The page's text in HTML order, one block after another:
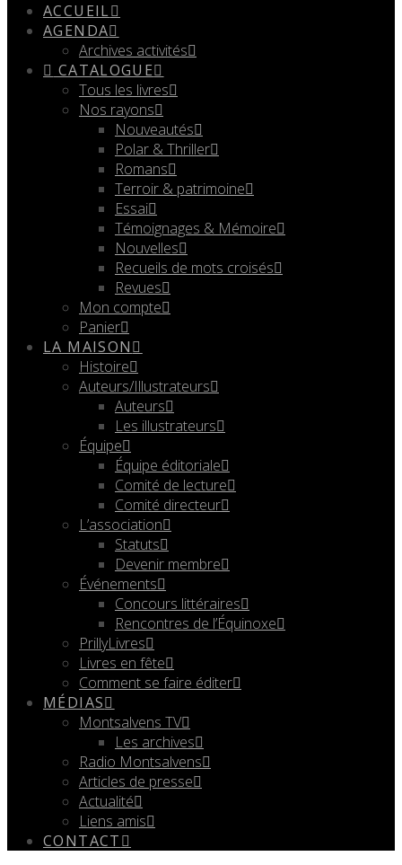
ACCUEIL
AGENDA
Archives activités
CATALOGUE
Tous les livres
Nos rayons
Nouveautés
Polar & Thriller
Romans
Terroir & patrimoine
Essai
Témoignages & Mémoire
Nouvelles
Recueils de mots croisés
Revues
Mon compte
Panier
LA MAISON
Histoire
Auteurs/Illustrateurs
Auteurs
Les illustrateurs
Équipe
Équipe éditoriale
Comité de lecture
Comité directeur
L’association
Statuts
Devenir membre
Événements
Concours littéraires
Rencontres de l’Équinoxe
PrillyLivres
Livres en fête
Comment se faire éditer
MÉDIAS
Montsalvens TV
Les archives
Radio Montsalvens
Articles de presse
Actualité
Liens amis
CONTACT